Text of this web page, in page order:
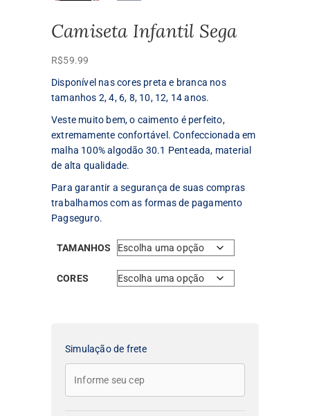
Camiseta Infantil Sega
R$59.99
Disponível nas cores preta e branca nos
tamanhos 2, 4, 6, 8, 10, 12, 14 anos.
Veste muito bem, o caimento é perfeito,
extremamente confortável. Confeccionada em
malha 100% algodão 30.1 Penteada, material
de alta qualidade.
Para garantir a segurança de suas compras
trabalhamos com as formas de pagamento
Pagseguro.
TAMANHOS
CORES
Simulação de frete